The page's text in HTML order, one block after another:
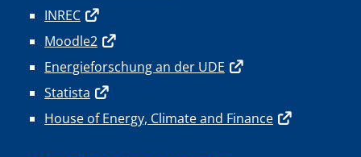
INREC
Moodle2
Energieforschung an der UDE
Statista
House of Energy, Climate and Finance